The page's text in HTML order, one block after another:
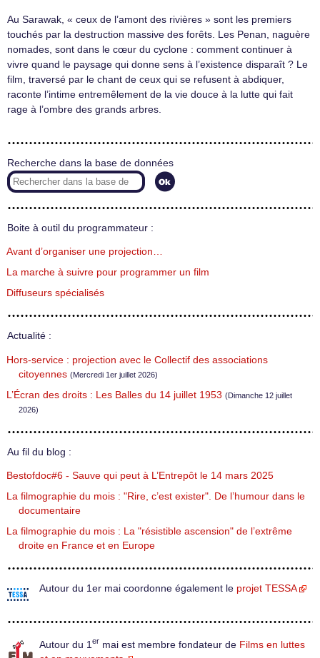
Au Sarawak, « ceux de l’amont des rivières » sont les premiers
touchés par la destruction massive des forêts. Les Penan, naguère
nomades, sont dans le cœur du cyclone : comment continuer à
vivre quand le paysage qui donne sens à l’existence disparaît ? Le
film, traversé par le chant de ceux qui se refusent à abdiquer,
raconte l’intime entremêlement de la vie douce à la lutte qui fait
rage à l’ombre des grands arbres.
Recherche dans la base de données
Boite à outil du programmateur :
Avant d’organiser une projection…
La marche à suivre pour programmer un film
Diffuseurs spécialisés
Actualité :
Hors-service : projection avec le Collectif des associations
citoyennes (Mercredi 1er juillet 2026)
L’Écran des droits : Les Balles du 14 juillet 1953 (Dimanche 12 juillet
2026)
Au fil du blog :
Bestofdoc#6 - Sauve qui peut à L’Entrepôt le 14 mars 2025
La filmographie du mois : "Rire, c’est exister". De l’humour dans le
documentaire
La filmographie du mois : La "résistible ascension" de l’extrême
droite en France et en Europe
Autour du 1er mai coordonne également le projet TESSA
Autour du 1 er mai est membre fondateur de Films en luttes